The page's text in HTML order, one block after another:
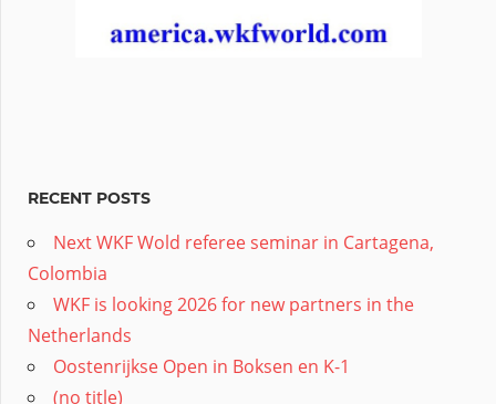
RECENT POSTS
Next WKF Wold referee seminar in Cartagena,
Colombia
WKF is looking 2026 for new partners in the
Netherlands
Oostenrijkse Open in Boksen en K-1
(no title)